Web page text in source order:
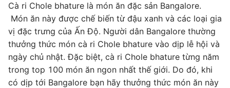
Cà ri Chole bhature là món ăn đặc sản Bangalore.
Món ăn này được chế biến từ đậu xanh và các loại gia
vị đặc trưng của Ấn Độ. Người dân Bangalore thường
thưởng thức món cà ri Chole bhature vào dịp lễ hội và
ngày chủ nhật. Đặc biệt, cà ri Chole bhature từng năm
trong top 100 món ăn ngon nhất thế giới. Do đó, khi
có dịp tới Bangalore bạn hãy thưởng thức món ăn này